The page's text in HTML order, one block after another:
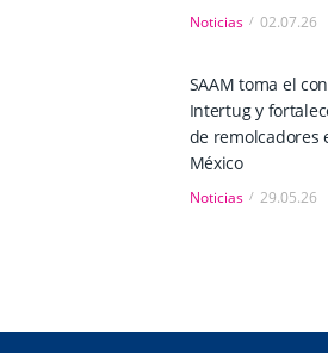
Noticias 02.07.26
SAAM toma el
Intertug y
de remolcadores
México
Noticias 29.05.26